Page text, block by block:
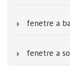
fenetre a
fenetre a